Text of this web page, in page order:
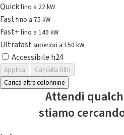
Quickfino a 22 kW
Fastfino a 75 kW
Fast+fino a 149 kW
Ultrafast superiori a 150 kW
Accessibile h24
Applica
Cancella filtri
Carica altre colonnine
Attendi
stiamo